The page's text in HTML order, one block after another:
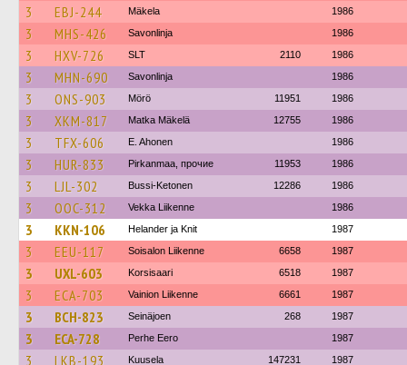
3 EBJ-244 Mäkela 1986
3 MHS-426 Savonlinja 1986
3 HXV-726 SLT 2110 1986
3 MHN-690 Savonlinja 1986
3 ONS-903 Mörö 11951 1986
3 XKM-817 Matka Mäkelä 12755 1986
3 TFX-606 E. Ahonen 1986
3 HUR-833 Pirkanmaa, прочие 11953 1986
3 LJL-302 Bussi-Ketonen 12286 1986
3 OOC-312 Vekka Liikenne 1986
3 KKN-106 Helander ja Knit 1987
3 EEU-117 Soisalon Liikenne 6658 1987
3 UXL-603 Korsisaari 6518 1987
3 ECA-703 Vainion Liikenne 6661 1987
3 BCH-823 Seinäjoen 268 1987
3 ECA-728 Perhe Eero 1987
3 LKB-193 Kuusela 147231 1987